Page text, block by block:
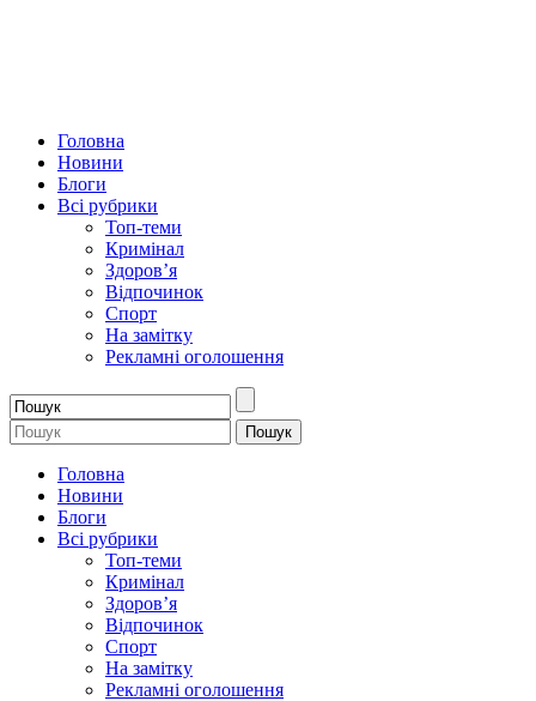
Головна
Новини
Блоги
Всі рубрики
Топ-теми
Кримінал
Здоров’я
Відпочинок
Спорт
На замітку
Рекламні оголошення
Головна
Новини
Блоги
Всі рубрики
Топ-теми
Кримінал
Здоров’я
Відпочинок
Спорт
На замітку
Рекламні оголошення